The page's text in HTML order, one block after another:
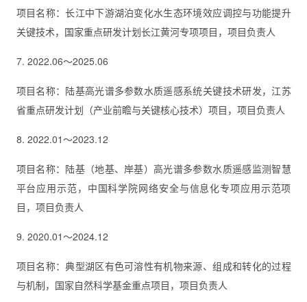
项目名称：长江中下游湖泊变化水生态环境效应调控与功能提升
关键技术，国家重点研发计划长江黄河专项项目，项目负责人
7. 2022.06～2025.06
项目名称：陆基高光谱多参数水质遥感系统关键技术研发，江苏
省重点研发计划（产业前瞻与关键核心技术）项目，项目负责人
8. 2022.01～2023.12
项目名称：陆基（地基、岸基）高光谱多参数水质遥感监测智慧
平台应用示范，中国科学院网络安全与信息化专项应用示范项
目，项目负责人
9. 2020.01～2024.12
项目名称：典型湖区有色可溶性有机物来源、组成和转化的过程
与机制，国家自然科学基金重点项目，项目负责人